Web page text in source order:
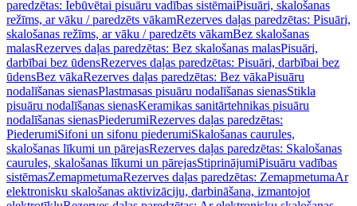
paredzētas: Iebūvētai pisuāru vadības sistēmaiPisuāri, skalošanas
režīms, ar vāku / paredzēts vākamRezerves daļas paredzētas: Pisuāri,
skalošanas režīms, ar vāku / paredzēts vākamBez skalošanas
malasRezerves daļas paredzētas: Bez skalošanas malasPisuāri,
darbībai bez ūdensRezerves daļas paredzētas: Pisuāri, darbībai bez
ūdensBez vākaRezerves daļas paredzētas: Bez vākaPisuāru
nodalīšanas sienasPlastmasas pisuāru nodalīšanas sienasStikla
pisuāru nodalīšanas sienasKeramikas sanitārtehnikas pisuāru
nodalīšanas sienasPiederumiRezerves daļas paredzētas:
PiederumiSifoni un sifonu piederumiSkalošanas caurules,
skalošanas līkumi un pārejasRezerves daļas paredzētas: Skalošanas
caurules, skalošanas līkumi un pārejasStiprinājumiPisuāru vadības
sistēmasZemapmetumaRezerves daļas paredzētas: ZemapmetumaAr
elektronisku skalošanas aktivizāciju, darbināšana, izmantojot